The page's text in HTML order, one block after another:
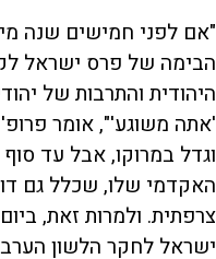
"אם לפני חמישים שנה
הבימה של פרס ישראל
היהודית והתרבות של
'אתה משוגע'", אומר
וגדל במרוקו, אבל עד
האקדמי שלו, שכלל גם
צרפתית. ולמרות זאת,
ישראל לחקר הלשון